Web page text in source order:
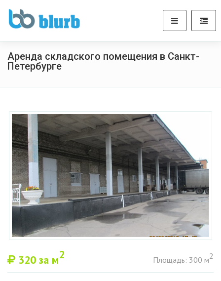
Аренда складского помещения в Санкт-
Петербурге
320 за м2 Площадь: 300 м2